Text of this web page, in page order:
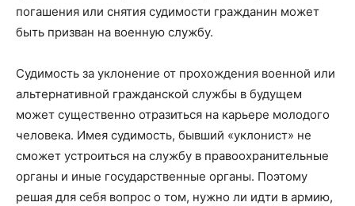
погашения или снятия судимости гражданин может
быть призван на военную службу.
Судимость за уклонение от прохождения военной или
альтернативной гражданской службы в будущем
может существенно отразиться на карьере молодого
человека. Имея судимость, бывший «уклонист» не
сможет устроиться на службу в правоохранительные
органы и иные государственные органы. Поэтому
решая для себя вопрос о том, нужно ли идти в армию,